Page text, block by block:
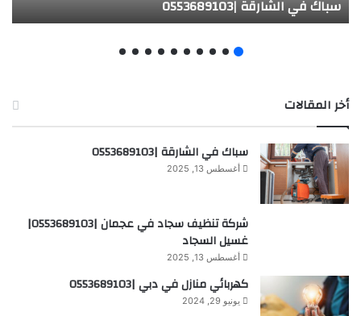
سباك في الشارقة |0553689103
أخر المقالات
سباك في الشارقة |0553689103
أغسطس 13, 2025
شركة تنظيف سجاد في عجمان |0553689103|
غسيل السجاد
أغسطس 13, 2025
كهربائي منازل في دبي |0553689103
يونيو 29, 2024